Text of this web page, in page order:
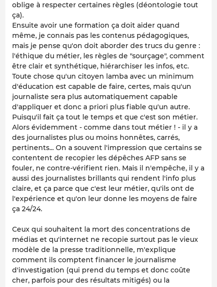
oblige à respecter certaines règles (déontologie tout
ça).
Ensuite avoir une formation ça doit aider quand
même, je connais pas les contenus pédagogiques,
mais je pense qu'on doit aborder des trucs du genre :
l'éthique du métier, les règles de "sourçage", comment
être clair et synthétique, hiérarchiser les infos, etc.
Toute chose qu'un citoyen lamba avec un minimum
d'éducation est capable de faire, certes, mais qu'un
journaliste sera plus automatiquement capable
d'appliquer et donc a priori plus fiable qu'un autre.
Puisqu'il fait ça tout le temps et que c'est son métier.
Alors évidemment - comme dans tout métier ! - il y a
des journalistes plus ou moins honnêtes, carrés,
pertinents... On a souvent l'impression que certains se
contentent de recopier les dépêches AFP sans se
fouler, ne contre-vérifient rien. Mais il n'empêche, il y a
aussi des journalistes brillants qui rendent l'info plus
claire, et ça parce que c'est leur métier, qu'ils ont de
l'expérience et qu'on leur donne les moyens de faire
ça 24/24.
Ceux qui souhaitent la mort des concentrations de
médias et qu'internet ne recopie surtout pas le vieux
modèle de la presse traditionnelle, m'explique
comment ils comptent financer le journalisme
d'investigation (qui prend du temps et donc coûte
cher, parfois pour des résultats mitigés) ou la